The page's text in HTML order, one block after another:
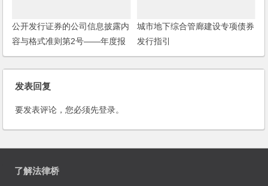
公开发行证券的公司信息披露内
容与格式准则第2号——年度报
告的内容与格式（2012年修
订）
城市地下综合管廊建设专项债券
发行指引
发表回复
要发表评论，您必须先登录。
了解法律桥